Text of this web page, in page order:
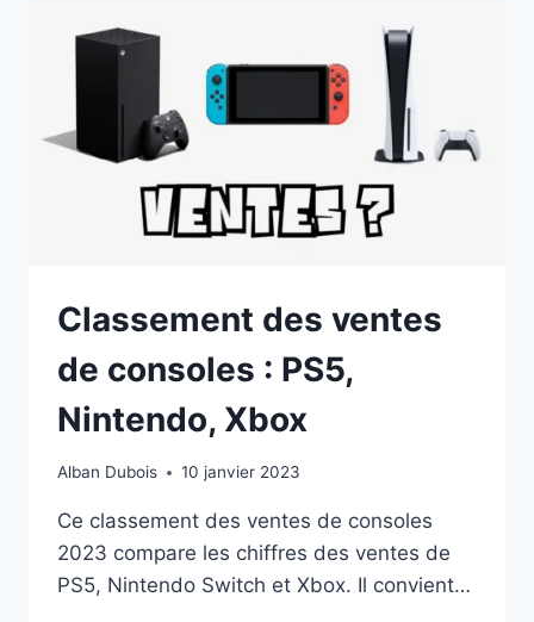
RAISON
APPARENTE
!
Classement des ventes
de consoles : PS5,
Nintendo, Xbox
Alban Dubois 10 janvier 2023
Ce classement des ventes de consoles
2023 compare les chiffres des ventes de
PS5, Nintendo Switch et Xbox. Il convient…